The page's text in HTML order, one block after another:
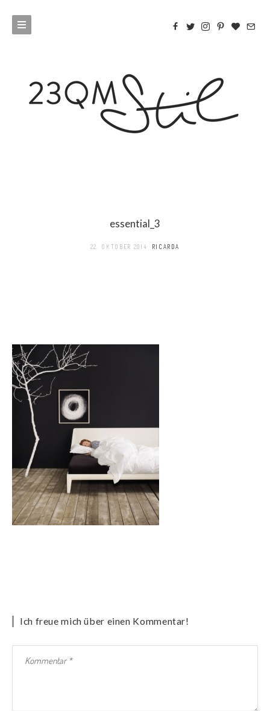
essential_3
22. OKTOBER 2014 RICARDA
Ich freue mich über einen Kommentar!